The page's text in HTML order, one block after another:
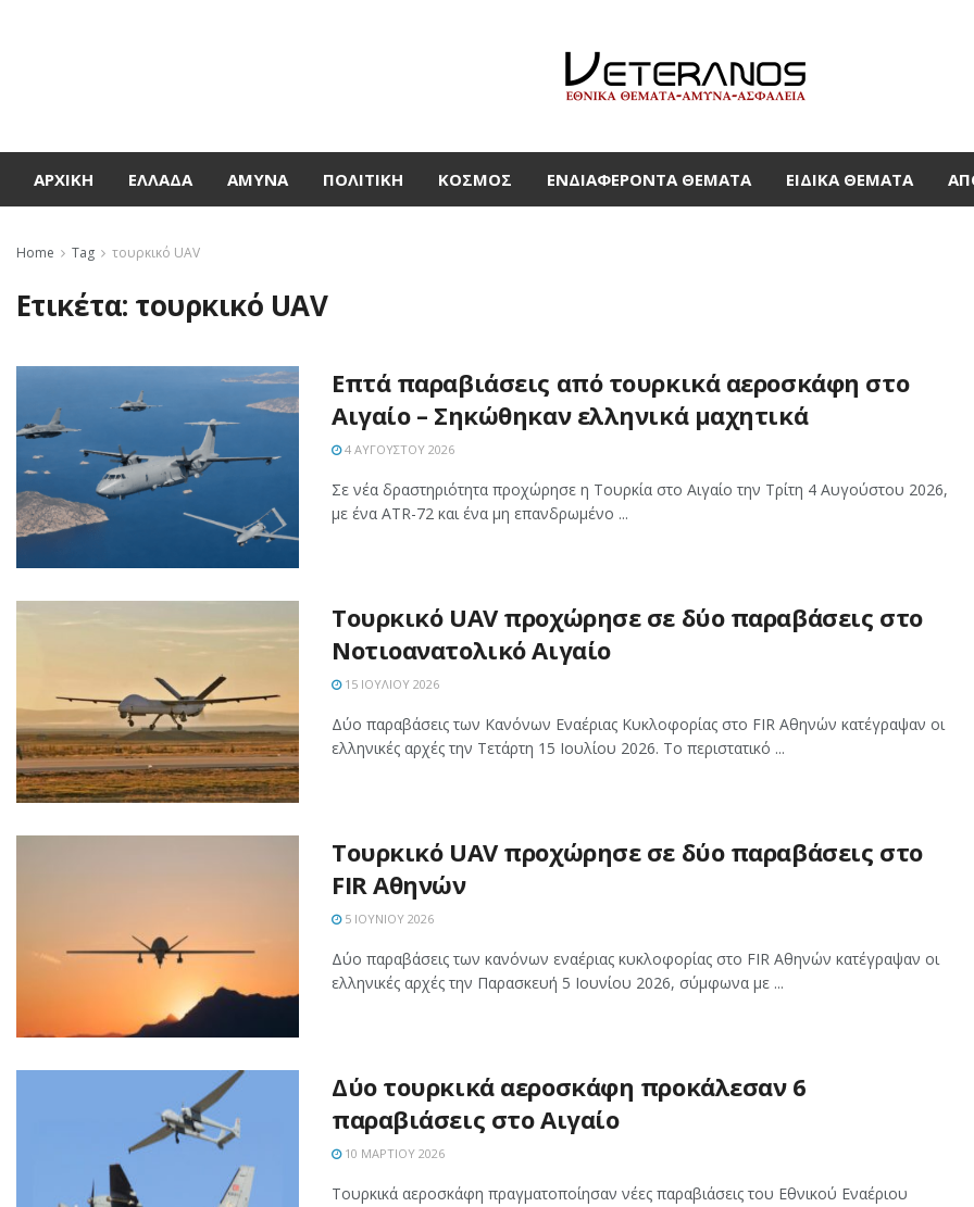
ΑΡΧΙΚΉ ΕΛΛΆΔΑ ΆΜΥΝΑ ΠΟΛΙΤΙΚΉ ΚΌΣΜΟΣ ΕΝΔΙΑΦΈΡΟΝΤΑ ΘΈΜΑΤΑ ΕΙΔΙΚΆ ΘΈΜΑΤΑ
Home Tag τουρκικό UAV
Ετικέτα: τουρκικό UAV
Επτά παραβιάσεις από τουρκικά αεροσκάφη στο
Αιγαίο – Σηκώθηκαν ελληνικά μαχητικά
4 ΑΥΓΟΎΣΤΟΥ 2026
Σε νέα δραστηριότητα προχώρησε η Τουρκία στο Αιγαίο την Τρίτη 4 Αυγούστου 2026,
με ένα ATR-72 και ένα μη επανδρωμένο ...
Τουρκικό UAV προχώρησε σε δύο παραβάσεις στο
Νοτιοανατολικό Αιγαίο
15 ΙΟΥΛΊΟΥ 2026
Δύο παραβάσεις των Κανόνων Εναέριας Κυκλοφορίας στο FIR Αθηνών κατέγραψαν οι
ελληνικές αρχές την Τετάρτη 15 Ιουλίου 2026. Το περιστατικό ...
Τουρκικό UAV προχώρησε σε δύο παραβάσεις στο
FIR Αθηνών
5 ΙΟΥΝΊΟΥ 2026
Δύο παραβάσεις των κανόνων εναέριας κυκλοφορίας στο FIR Αθηνών κατέγραψαν οι
ελληνικές αρχές την Παρασκευή 5 Ιουνίου 2026, σύμφωνα με ...
Δύο τουρκικά αεροσκάφη προκάλεσαν 6
παραβιάσεις στο Αιγαίο
10 ΜΑΡΤΊΟΥ 2026
Τουρκικά αεροσκάφη πραγματοποίησαν νέες παραβιάσεις του Εθνικού Εναέριου